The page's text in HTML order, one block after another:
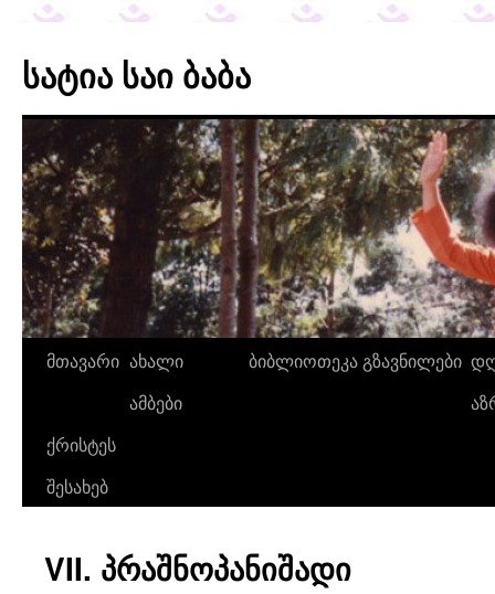
სატია საი ბაბა
მთავარი ახალი
ამბები
ბიბლიოთეკა გზავნილები
ქრისტეს
შესახებ
VII. პრაშნოპანიშადი